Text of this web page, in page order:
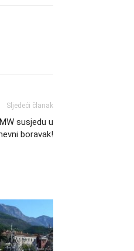
Sljedeći članak
susjedu u
boravak!